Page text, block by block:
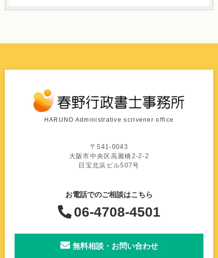
HARUNO Administrative scrivener office
〒541-0043
大阪市中央区高麗橋2-2-2
日宝北浜ビル507号
お電話でのご相談はこちら
06-4708-4501
無料相談・お問い合わせ